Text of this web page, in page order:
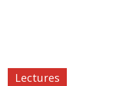
Lectures